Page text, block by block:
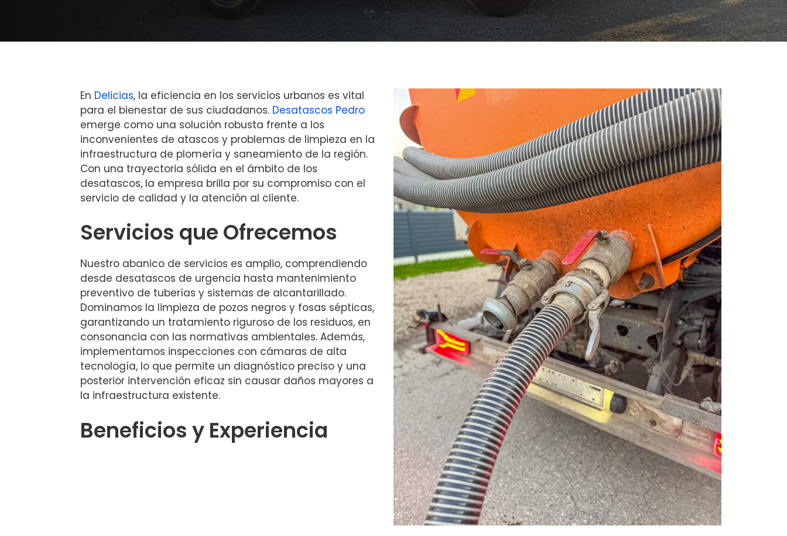
En Delicias, la eficiencia en los servicios urbanos es vital
para el bienestar de sus ciudadanos. Desatascos Pedro
emerge como una solución robusta frente a los
inconvenientes de atascos y problemas de limpieza en la
infraestructura de plomería y saneamiento de la región.
Con una trayectoria sólida en el ámbito de los
desatascos, la empresa brilla por su compromiso con el
servicio de calidad y la atención al cliente.
Servicios que Ofrecemos
Nuestro abanico de servicios es amplio, comprendiendo
desde desatascos de urgencia hasta mantenimiento
preventivo de tuberías y sistemas de alcantarillado.
Dominamos la limpieza de pozos negros y fosas sépticas,
garantizando un tratamiento riguroso de los residuos, en
consonancia con las normativas ambientales. Además,
implementamos inspecciones con cámaras de alta
tecnología, lo que permite un diagnóstico preciso y una
posterior intervención eficaz sin causar daños mayores a
la infraestructura existente.
Beneficios y Experiencia